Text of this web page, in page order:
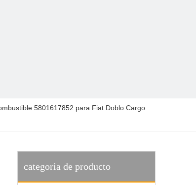
5801617852 para Fiat Doblo Cargo
categoria de producto